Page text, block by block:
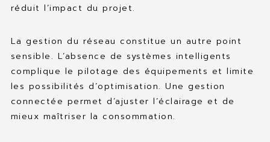
réduit l’impact du projet.
La gestion du réseau constitue un autre point
sensible. L’absence de systèmes intelligents
complique le pilotage des équipements et limite
les possibilités d’optimisation. Une gestion
connectée permet d’ajuster l’éclairage et de
mieux maîtriser la consommation.